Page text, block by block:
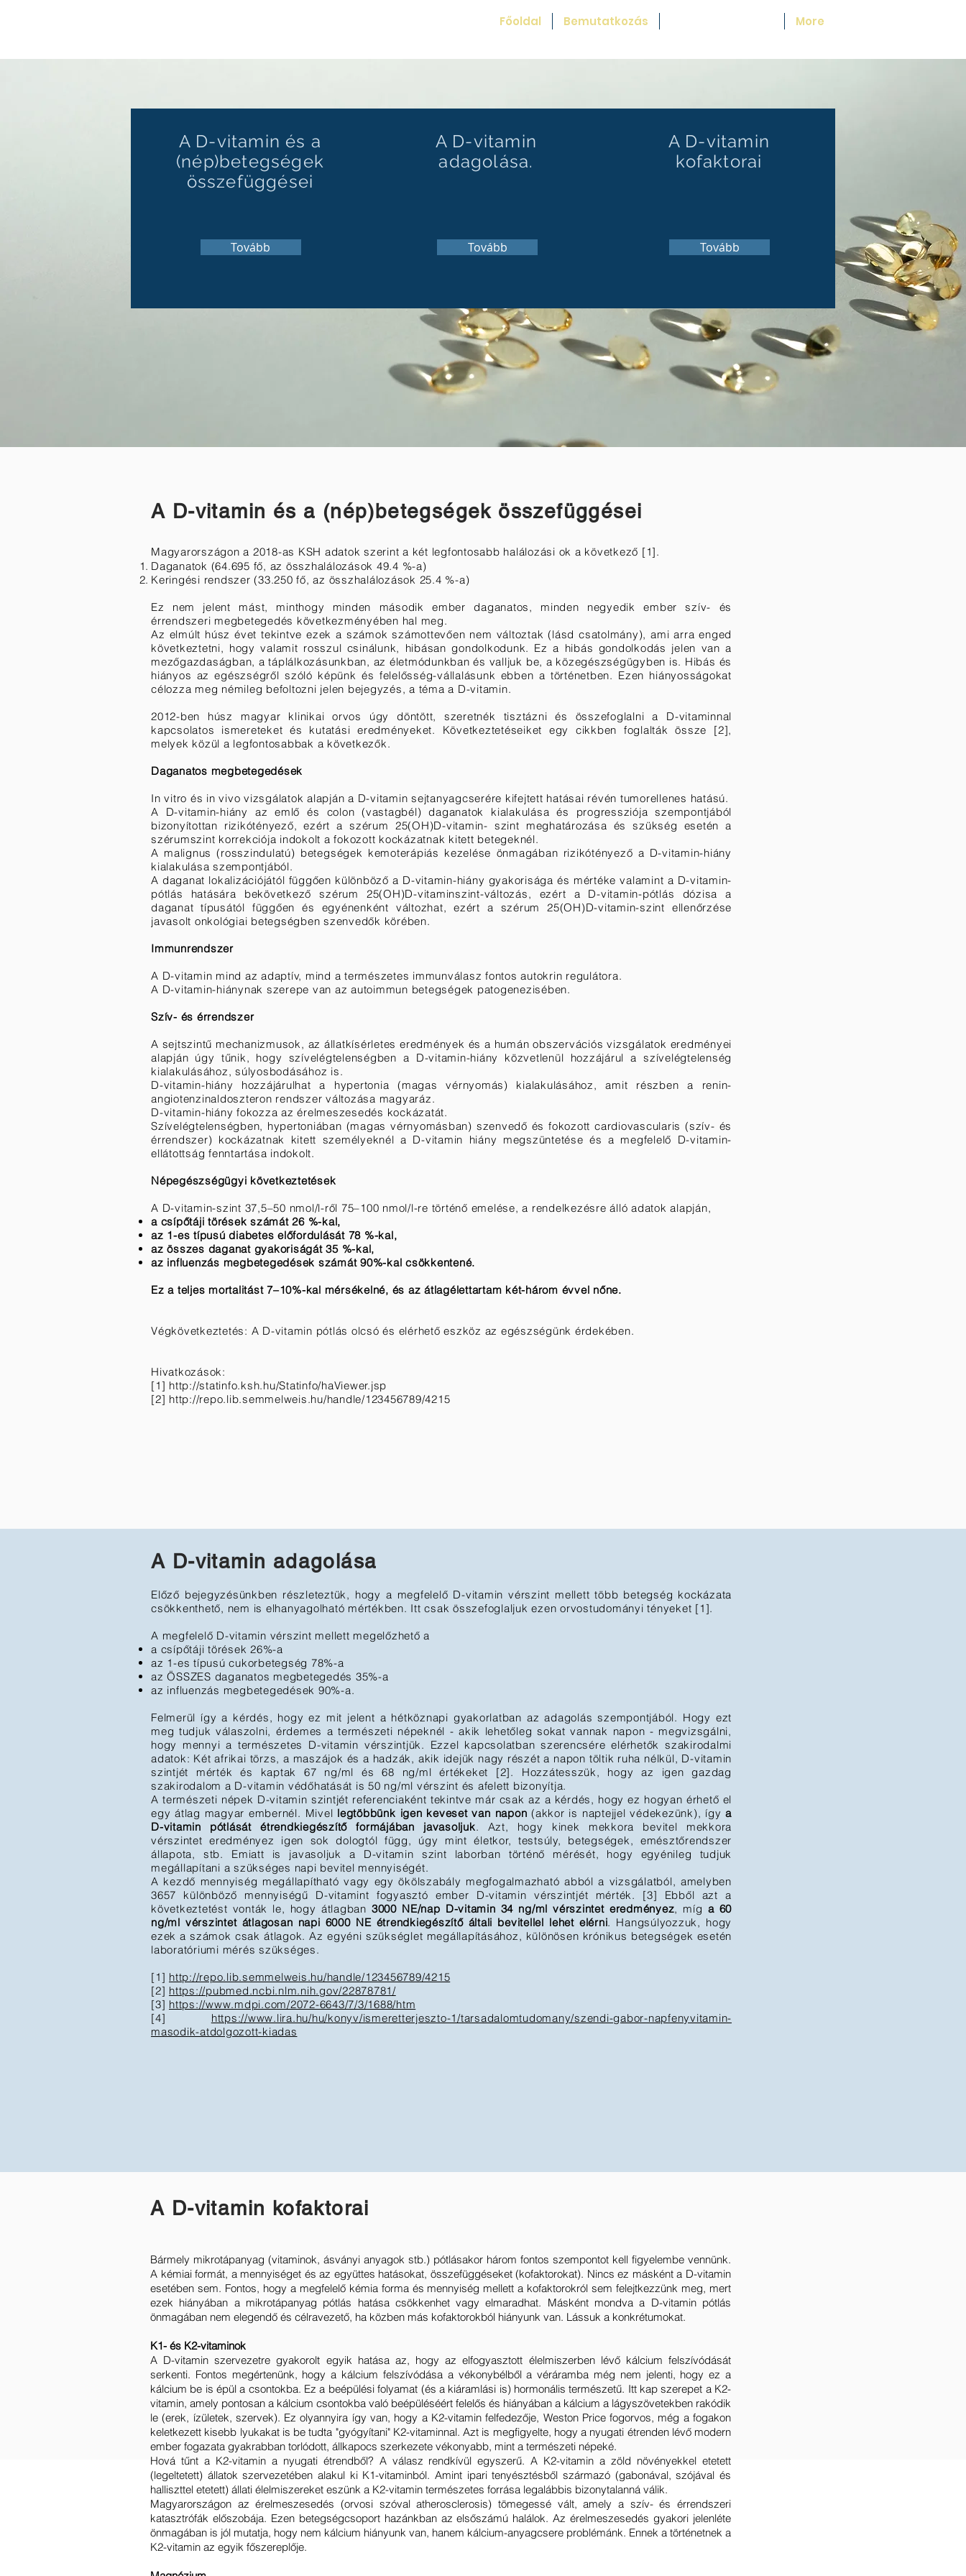
Főoldal Bemutatkozás More
A D-vitamin és a
(nép)betegségek
összefüggései
Tovább
A D-vitamin
adagolása.
Tovább
A D-vitamin
kofaktorai
Tovább
A D-vitamin és a (nép)betegségek összefüggései
Magyarországon a 2018-as KSH adatok szerint a két legfontosabb halálozási ok a következő [1].
Daganatok (64.695 fő, az összhalálozások 49.4 %-a)
Keringési rendszer (33.250 fő, az összhalálozások 25.4 %-a)
Ez nem jelent mást, minthogy minden második ember daganatos, minden negyedik ember szív- és
érrendszeri megbetegedés következményében hal meg.
Az elmúlt húsz évet tekintve ezek a számok számottevően nem változtak (lásd csatolmány), ami arra enged
következtetni, hogy valamit rosszul csinálunk, hibásan gondolkodunk. Ez a hibás gondolkodás jelen van a
mezőgazdaságban, a táplálkozásunkban, az életmódunkban és valljuk be, a közegészségügyben is. Hibás és
hiányos az egészségről szóló képünk és felelősség-vállalásunk ebben a történetben. Ezen hiányosságokat
célozza meg némileg befoltozni jelen bejegyzés, a téma a D-vitamin.
2012-ben húsz magyar klinikai orvos úgy döntött, szeretnék tisztázni és összefoglalni a D-vitaminnal
kapcsolatos ismereteket és kutatási eredményeket. Következtetéseiket egy cikkben foglalták össze [2],
melyek közül a legfontosabbak a következők.
Daganatos megbetegedések
In vitro és in vivo vizsgálatok alapján a D-vitamin sejtanyagcserére kifejtett hatásai révén tumorellenes hatású.
A D-vitamin-hiány az emlő és colon (vastagbél) daganatok kialakulása és progressziója szempontjából
bizonyítottan rizikótényező, ezért a szérum 25(OH)D-vitamin- szint meghatározása és szükség esetén a
szérumszint korrekciója indokolt a fokozott kockázatnak kitett betegeknél.
A malignus (rosszindulatú) betegségek kemoterápiás kezelése önmagában rizikótényező a D-vitamin-hiány
kialakulása szempontjából.
A daganat lokalizációjától függően különböző a D-vitamin-hiány gyakorisága és mértéke valamint a D-vitamin-
pótlás hatására bekövetkező szérum 25(OH)D-vitaminszint-változás, ezért a D-vitamin-pótlás dózisa a
daganat típusától függően és egyénenként változhat, ezért a szérum 25(OH)D-vitamin-szint ellenőrzése
javasolt onkológiai betegségben szenvedők körében.
Immunrendszer
A D-vitamin mind az adaptív, mind a természetes immunválasz fontos autokrin regulátora.
A D-vitamin-hiánynak szerepe van az autoimmun betegségek patogenezisében.
Szív- és érrendszer
A sejtszintű mechanizmusok, az állatkísérletes eredmények és a humán obszervációs vizsgálatok eredményei
alapján úgy tűnik, hogy szívelégtelenségben a D-vitamin-hiány közvetlenül hozzájárul a szívelégtelenség
kialakulásához, súlyosbodásához is.
D-vitamin-hiány hozzájárulhat a hypertonia (magas vérnyomás) kialakulásához, amit részben a renin-
angiotenzinaldoszteron rendszer változása magyaráz.
D-vitamin-hiány fokozza az érelmeszesedés kockázatát.
Szívelégtelenségben, hypertoniában (magas vérnyomásban) szenvedő és fokozott cardiovascularis (szív- és
érrendszer) kockázatnak kitett személyeknél a D-vitamin hiány megszüntetése és a megfelelő D-vitamin-
ellátottság fenntartása indokolt.
Népegészségügyi következtetések
A D-vitamin-szint 37,5–50 nmol/l-ről 75–100 nmol/l-re történő emelése, a rendelkezésre álló adatok alapján,
a csípőtáji törések számát 26 %-kal,
az 1-es típusú diabetes előfordulását 78 %-kal,
az összes daganat gyakoriságát 35 %-kal,
az influenzás megbetegedések számát 90%-kal csökkentené.
Ez a teljes mortalitást 7–10%-kal mérsékelné, és az átlagélettartam két-három évvel nőne.
Végkövetkeztetés: A D-vitamin pótlás olcsó és elérhető eszköz az egészségünk érdekében.
Hivatkozások:
[1] http://statinfo.ksh.hu/Statinfo/haViewer.jsp
[2] http://repo.lib.semmelweis.hu/handle/123456789/4215
A D-vitamin adagolása
Előző bejegyzésünkben részleteztük, hogy a megfelelő D-vitamin vérszint mellett több betegség kockázata
csökkenthető, nem is elhanyagolható mértékben. Itt csak összefoglaljuk ezen orvostudományi tényeket [1].
A megfelelő D-vitamin vérszint mellett megelőzhető a
a csípőtáji törések 26%-a
az 1-es típusú cukorbetegség 78%-a
az ÖSSZES daganatos megbetegedés 35%-a
az influenzás megbetegedések 90%-a.
Felmerül így a kérdés, hogy ez mit jelent a hétköznapi gyakorlatban az adagolás szempontjából. Hogy ezt
meg tudjuk válaszolni, érdemes a természeti népeknél - akik lehetőleg sokat vannak napon - megvizsgálni,
hogy mennyi a természetes D-vitamin vérszintjük. Ezzel kapcsolatban szerencsére elérhetők szakirodalmi
adatok: Két afrikai törzs, a maszájok és a hadzák, akik idejük nagy részét a napon töltik ruha nélkül, D-vitamin
szintjét mérték és kaptak 67 ng/ml és 68 ng/ml értékeket [2]. Hozzátesszük, hogy az igen gazdag
szakirodalom a D-vitamin védőhatását is 50 ng/ml vérszint és afelett bizonyítja.
A természeti népek D-vitamin szintjét referenciaként tekintve már csak az a kérdés, hogy ez hogyan érhető el
egy átlag magyar embernél. Mivel legtöbbünk igen keveset van napon (akkor is naptejjel védekezünk), ígya
D-vitamin pótlását étrendkiegészítő formájában javasoljuk. Azt, hogy kinek mekkora bevitel mekkora
vérszintet eredményez igen sok dologtól függ, úgy mint életkor, testsúly, betegségek, emésztőrendszer
állapota, stb. Emiatt is javasoljuk a D-vitamin szint laborban történő mérését, hogy egyénileg tudjuk
megállapítani a szükséges napi bevitel mennyiségét.
A kezdő mennyiség megállapítható vagy egy ökölszabály megfogalmazható abból a vizsgálatból, amelyben
3657 különböző mennyiségű D-vitamint fogyasztó ember D-vitamin vérszintjét mérték. [3] Ebből azt a
következtetést vonták le, hogy átlagban 3000 NE/nap D-vitamin 34 ng/ml vérszintet eredményez, míg a 60
ng/ml vérszintet átlagosan napi 6000 NE étrendkiegészítő általi bevitellel lehet elérni. Hangsúlyozzuk, hogy
ezek a számok csak átlagok. Az egyéni szükséglet megállapításához, különösen krónikus betegségek esetén
laboratóriumi mérés szükséges.
[1] http://repo.lib.semmelweis.hu/handle/123456789/4215
[2] https://pubmed.ncbi.nlm.nih.gov/22878781/
[3] https://www.mdpi.com/2072-6643/7/3/1688/htm
[4] https://www.lira.hu/hu/konyv/ismeretterjeszto-1/tarsadalomtudomany/szendi-gabor-napfenyvitamin-
masodik-atdolgozott-kiadas
A D-vitamin kofaktorai
Bármely mikrotápanyag (vitaminok, ásványi anyagok stb.) pótlásakor három fontos szempontot kell figyelembe vennünk.
A kémiai formát, a mennyiséget és az együttes hatásokat, összefüggéseket (kofaktorokat). Nincs ez másként a D-vitamin
esetében sem. Fontos, hogy a megfelelő kémia forma és mennyiség mellett a kofaktorokról sem felejtkezzünk meg, mert
ezek hiányában a mikrotápanyag pótlás hatása csökkenhet vagy elmaradhat. Másként mondva a D-vitamin pótlás
önmagában nem elegendő és célravezető, ha közben más kofaktorokból hiányunk van. Lássuk a konkrétumokat.
K1- és K2-vitaminok
A D-vitamin szervezetre gyakorolt egyik hatása az, hogy az elfogyasztott élelmiszerben lévő kálcium felszívódását
serkenti. Fontos megértenünk, hogy a kálcium felszívódása a vékonybélből a véráramba még nem jelenti, hogy ez a
kálcium be is épül a csontokba. Ez a beépülési folyamat (és a kiáramlási is) hormonális természetű. Itt kap szerepet a K2-
vitamin, amely pontosan a kálcium csontokba való beépüléséért felelős és hiányában a kálcium a lágyszövetekben rakódik
le (erek, ízületek, szervek). Ez olyannyira így van, hogy a K2-vitamin felfedezője, Weston Price fogorvos, még a fogakon
keletkezett kisebb lyukakat is be tudta "gyógyítani" K2-vitaminnal. Azt is megfigyelte, hogy a nyugati étrenden lévő modern
ember fogazata gyakrabban torlódott, állkapocs szerkezete vékonyabb, mint a természeti népeké.
Hová tűnt a K2-vitamin a nyugati étrendből? A válasz rendkívül egyszerű. A K2-vitamin a zöld növényekkel etetett
(legeltetett) állatok szervezetében alakul ki K1-vitaminból. Amint ipari tenyésztésből származó (gabonával, szójával és
halliszttel etetett) állati élelmiszereket eszünk a K2-vitamin természetes forrása legalábbis bizonytalanná válik.
Magyarországon az érelmeszesedés (orvosi szóval atherosclerosis) tömegessé vált, amely a szív- és érrendszeri
katasztrófák előszobája. Ezen betegségcsoport hazánkban az elsőszámú halálok. Az érelmeszesedés gyakori jelenléte
önmagában is jól mutatja, hogy nem kálcium hiányunk van, hanem kálcium-anyagcsere problémánk. Ennek a történetnek a
K2-vitamin az egyik főszereplője.